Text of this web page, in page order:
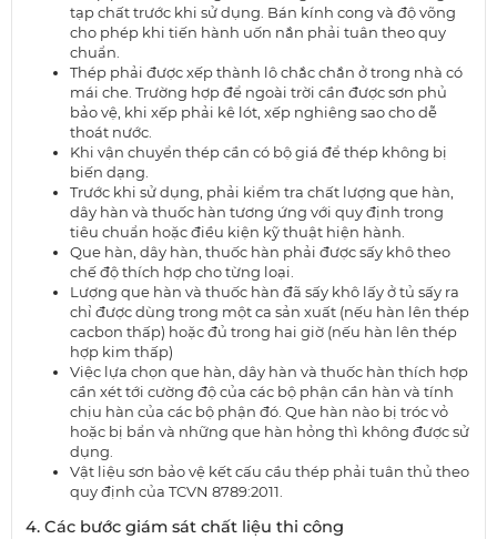
tạp chất trước khi sử dụng. Bán kính cong và độ võng
cho phép khi tiến hành uốn nắn phải tuân theo quy
chuẩn.
Thép phải được xếp thành lô chắc chắn ở trong nhà có
mái che. Trường hợp để ngoài trời cần được sơn phủ
bảo vệ, khi xếp phải kê lót, xếp nghiêng sao cho dễ
thoát nước.
Khi vận chuyển thép cần có bộ giá để thép không bị
biến dạng.
Trước khi sử dụng, phải kiểm tra chất lượng que hàn,
dây hàn và thuốc hàn tương ứng với quy định trong
tiêu chuẩn hoặc điều kiện kỹ thuật hiện hành.
Que hàn, dây hàn, thuốc hàn phải được sấy khô theo
chế độ thích hợp cho từng loại.
Lượng que hàn và thuốc hàn đã sấy khô lấy ở tủ sấy ra
chỉ được dùng trong một ca sản xuất (nếu hàn lên thép
cacbon thấp) hoặc đủ trong hai giờ (nếu hàn lên thép
hợp kim thấp)
Việc lựa chọn que hàn, dây hàn và thuốc hàn thích hợp
cần xét tới cường độ của các bộ phận cần hàn và tính
chịu hàn của các bộ phận đó. Que hàn nào bị tróc vỏ
hoặc bị bẩn và những que hàn hỏng thì không được sử
dụng.
Vật liệu sơn bảo vệ kết cấu cầu thép phải tuân thủ theo
quy định của TCVN 8789:2011.
4. Các bước giám sát chất liệu thi công